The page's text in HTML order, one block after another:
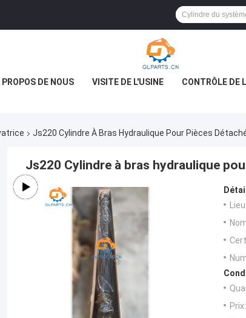
PROPOS DE NOUS VISITE DE L'USINE CONTRÔLE DE
Js220 Cylindre À Bras Hydraulique Pour Pièces
Js220 Cylindre à bras hydraulique
Prix: